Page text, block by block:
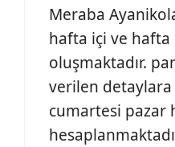
Meraba
hafta içi ve hafta
oluşmaktadır.
verilen
cumartesi pazar